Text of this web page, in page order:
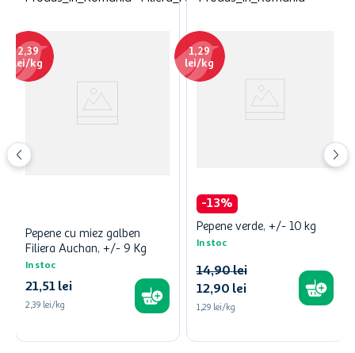
2,39
lei/kg
Pepene cu miez galben
Filiera Auchan, +/- 9 Kg
In stoc
21,51 lei
2,39lei/kg
1,29
lei/kg
-13%
Pepene verde, +/- 10 kg
In stoc
12,90 lei
14,90lei
1,29lei/kg